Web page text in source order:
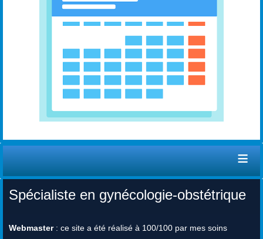
≡
Spécialiste en gynécologie-obstétrique
Webmaster: ce site a été réalisé à 100/100 par mes soins